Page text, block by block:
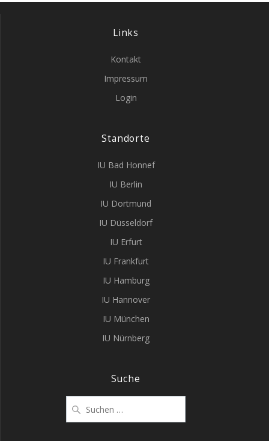
Links
Kontakt
Impressum
Login
Standorte
IU Bad Honnef
IU Berlin
IU Dortmund
IU Düsseldorf
IU Erfurt
IU Frankfurt
IU Hamburg
IU Hannover
IU München
IU Nürnberg
Suche
nach: